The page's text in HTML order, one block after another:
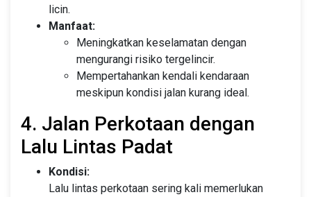
licin.
Manfaat:
Meningkatkan keselamatan dengan
mengurangi risiko tergelincir.
Mempertahankan kendali kendaraan
meskipun kondisi jalan kurang ideal.
4. Jalan Perkotaan dengan
Lalu Lintas Padat
Kondisi:
Lalu lintas perkotaan sering kali memerlukan